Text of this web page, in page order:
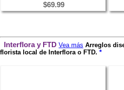
$69.99
Interflora y FTD Vea más Arreglos
florista local de Interflora o FTD. *